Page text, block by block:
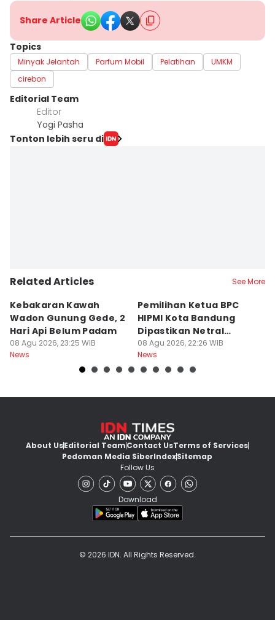
Share Article
Topics
Minyak Jelantah Parfum Mobil Pelatihan
UMKM
cirebon
Editorial Team
Editor
Yogi Pasha
Tonton lebih seru di
Related Articles See More
Kebakaran Kawah
Wadon Gunung Gede, 2
Hari Api Belum Padam
08 Agu 2026, 23:25 WIB
News
Pemilihan Ketua BPC
HIPMI Kota Bandung
Dipastikan Netral
Tanpa Tekanan
08 Agu 2026, 22:26 WIB
News
About UsEditorial TeamContact UsTerms of Services
Pedoman Media SiberIndexSitemap
Follow Us
Download
© 2026 IDN. All Rights Reserved.